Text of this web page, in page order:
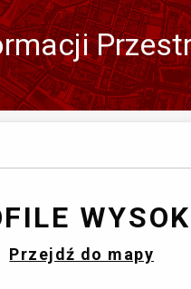
Zmień
język
Przejdź do mapy